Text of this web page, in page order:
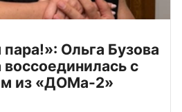
Ольга Бузова
воссоединилась с
из «ДОМа-2»